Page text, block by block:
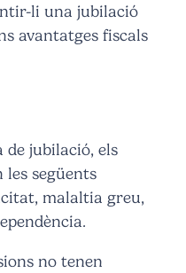
li una jubilació
avantatges fiscals
de jubilació, els
següents
malaltia greu,
no tenen